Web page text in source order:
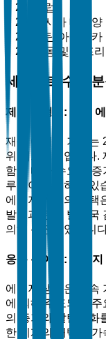
유럽
아시아 태평양
라틴 아메리카
중동 및 아프리
세그먼트 수준 분
제품 유형별: 재생 에
재생 에너지 기계는
위 세그먼트입니다.
함에 따라 수요가
루션이 주도하고 있
에너지 기계의 채택
발전과 탄소 발자국
의해 촉진되었습니
응용 분야별: 에너지
에너지 생성은 지속
에 의해 주도되는 주
의 증가와 탈탄소화
한 기계의 채택을 가